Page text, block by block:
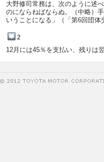
大野修司常務は、次のように述
のにならねばならぬ。（中略）
いうことになる」（「第6回団
2
12月には45％を支払い、残りは